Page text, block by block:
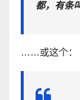
都，有条
……或这个：